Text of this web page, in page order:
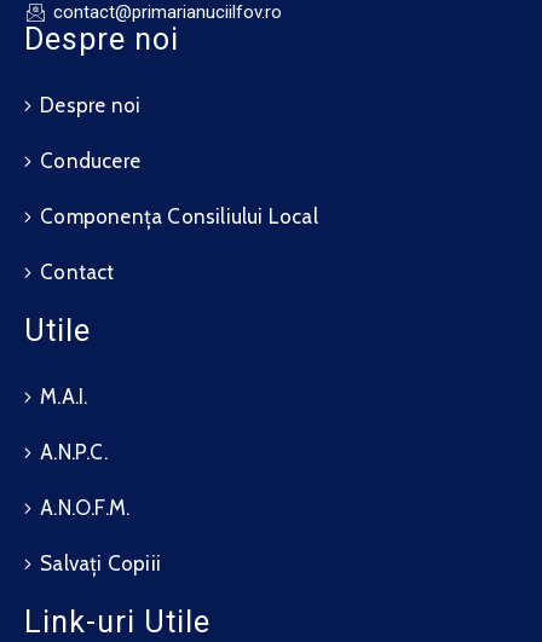
contact@primarianuciilfov.ro
Despre noi
Despre noi
Conducere
Componența Consiliului Local
Contact
Utile
M.A.I.
A.N.P.C.
A.N.O.F.M.
Salvați Copiii
Link-uri Utile